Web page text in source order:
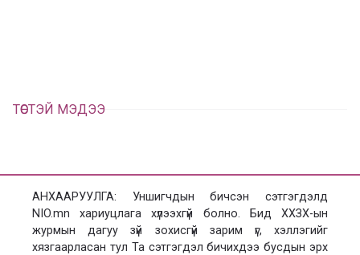
ТӨСТЭЙ МЭДЭЭ
АНХААРУУЛГА: Уншигчдын бичсэн сэтгэгдэлд
NIO.mn хариуцлага хүлээхгүй болно. Бид ХХЗХ-ын
журмын дагуу зүй зохисгүй зарим үг, хэллэгийг
хязгаарласан тул Та сэтгэгдэл бичихдээ бусдын эрх